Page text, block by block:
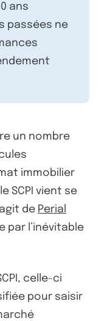
ans
passées ne
un nombre
immobilier
SCPI vient se
de Perial
par l’inévitable
celle-ci
pour saisir